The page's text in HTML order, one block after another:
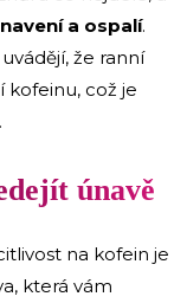
a ospalí.
že ranní
kofeinu, což je
únavě
na kofein je
která vám